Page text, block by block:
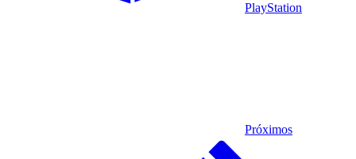
PlayStation
Próximos